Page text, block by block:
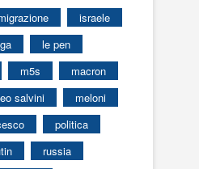
israele
le pen
m5s
macron
salvini
meloni
politica
russia